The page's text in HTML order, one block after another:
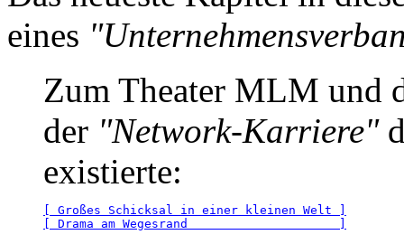
eines
Zum Theater MLM und
der "Network-Karriere"
existierte:
[ Großes Schicksal in einer kleinen Welt ]
[ Drama am Wegesrand                     ]